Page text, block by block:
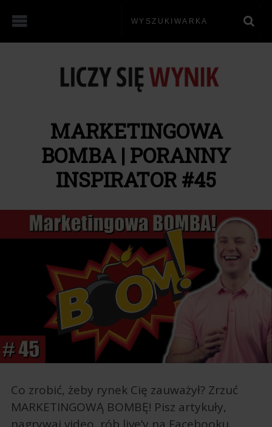
MARKETINGOWA
BOMBA | PORANNY
INSPIRATOR #45
Co zrobić, żeby rynek Cię zauważył? Zrzuć
MARKETINGOWĄ BOMBĘ! Pisz artykuły,